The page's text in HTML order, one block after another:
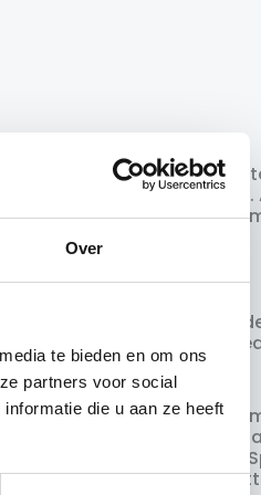
Over
te bieden en om ons
partners voor social
die u aan ze heeft
door extra weerstand toe
zit aan een
extra hard moet werken
twee duiden bijna
verstaan wordt die
essentie van dit
zak zit via een band
voordeel van de SKLZ
voor bijvoorbeeld